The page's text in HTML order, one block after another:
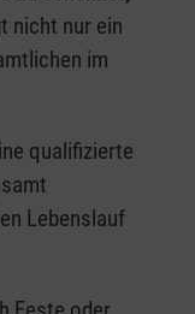
nicht nur ein
im
qualifizierte
Lebenslauf